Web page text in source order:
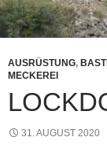
AUSRÜSTUNG,
MECKEREI
31. AUGUST 2020